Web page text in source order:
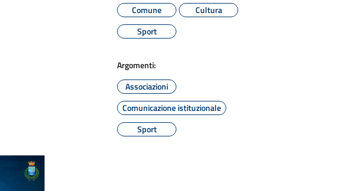
Comune
Cultura
Sport
Argomenti:
Associazioni
Comunicazione istituzionale
Sport